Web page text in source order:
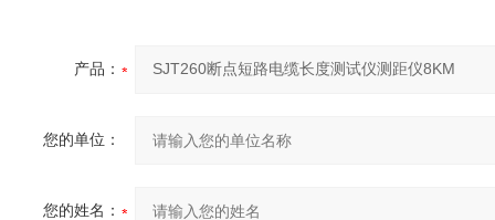
产品：
您的单位：
您的姓名：